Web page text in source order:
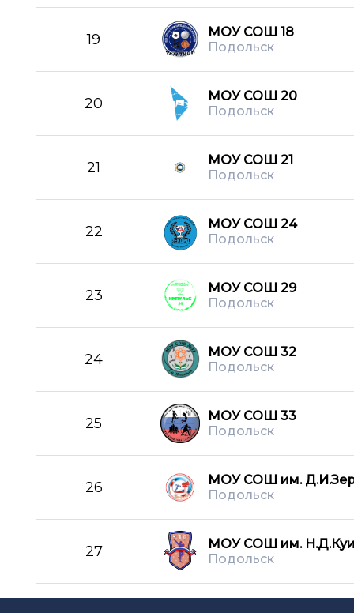
19
МОУ СОШ 18
Подольск
20
МОУ СОШ 20
Подольск
21
МОУ СОШ 21
Подольск
22
МОУ СОШ 24
Подольск
23
МОУ СОШ 29
Подольск
24
МОУ СОШ 32
Подольск
25
МОУ СОШ 33
Подольск
26
МОУ СОШ им.
Подольск
27
МОУ СОШ им.
Подольск